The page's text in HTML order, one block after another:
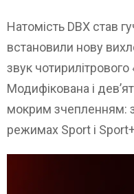
Натомість DBX став
встановили нову
звук чотирилітрового
Модифікована і
мокрим зчепленням:
режимах Sport і